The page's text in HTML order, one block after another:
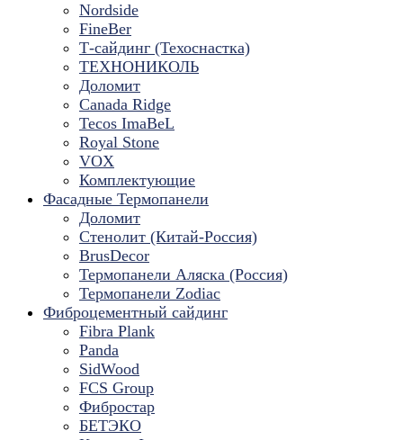
Nordside
FineBer
Т-сайдинг (Техоснастка)
ТЕХНОНИКОЛЬ
Доломит
Canada Ridge
Tecos ImaBeL
Royal Stone
VOX
Комплектующие
Фасадные Термопанели
Доломит
Стенолит (Китай-Россия)
BrusDecor
Термопанели Аляска (Россия)
Термопанели Zodiac
Фиброцементный сайдинг
Fibra Plank
Panda
SidWood
FCS Group
Фибростар
БЕТЭКО